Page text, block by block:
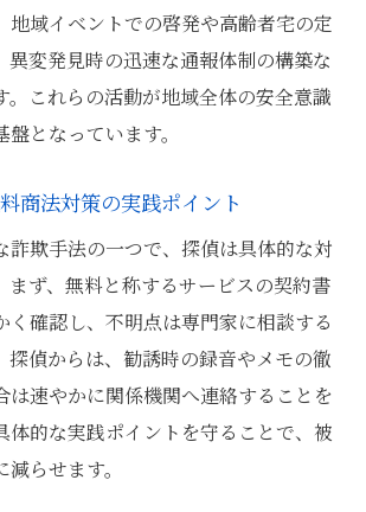
地域イベントでの啓発や高齢者宅の定
異変発見時の迅速な通報体制の構築な
。これらの活動が地域全体の安全意識
となっています。
商法対策の実践ポイント
詐欺手法の一つで、探偵は具体的な対
まず、無料と称するサービスの契約書
く確認し、不明点は専門家に相談する
探偵からは、勧誘時の録音やメモの徹
は速やかに関係機関へ連絡することを
体的な実践ポイントを守ることで、被
らせます。